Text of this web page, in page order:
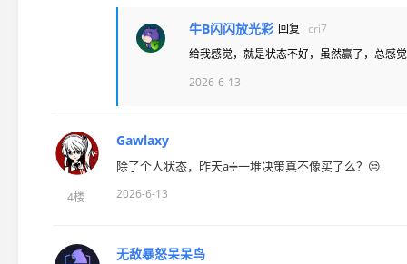
牛B闪闪放光彩 回复
cri7
给我感觉，就是状态不好，虽然赢了，总感
2026-6-13
4楼
Gawlaxy
除了个人状态，昨天a➗一堆决策真不像买了么？😒
2026-6-13
无敌暴怒呆呆鸟